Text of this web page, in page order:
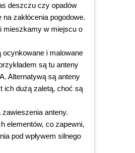
deszczu czy opadów
zakłócenia pogodowe.
mieszkamy w miejscu o
ocynkowane i malowane
są tu anteny
Alternatywą są anteny
ich dużą zaletą, choć są
anteny.
elementów, co zapewni,
pod wpływem silnego